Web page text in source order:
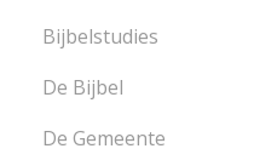
Bijbelstudies
De Bijbel
De Gemeente